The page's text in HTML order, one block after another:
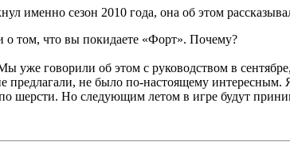
именно сезон 2010 года, она об этом
о том, что вы покидаете «Форт». Почему?
уже говорили об этом с руководством в
предлагали, не было по-настоящему
Но следующим летом в игре будут